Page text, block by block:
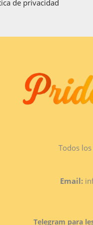
de privacidad
Todos
Email:
Telegram para